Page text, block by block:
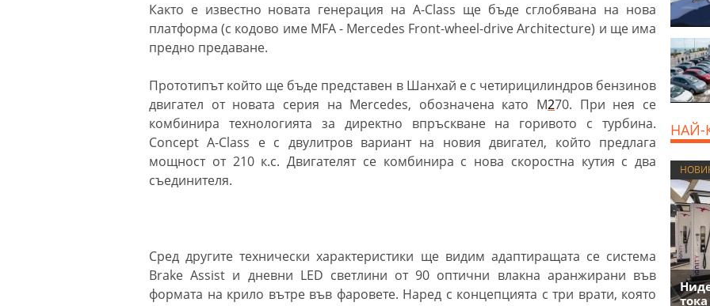
Както е известно новата генерация на A-Class ще бъде сглобявана на нова
платформа (с кодово име MFA - Mercedes Front-wheel-drive Architecture) и ще има
предно предаване.
Прототипът който ще бъде представен в Шанхай e с четирицилиндров бензинов
двигател от новата серия на Mercedes, обозначена като M270. При нея се
комбинира технологията за директно впръскване на горивото с турбина.
Concept A-Class е с двулитров вариант на новия двигател, който предлага
мощност от 210 к.с. Двигателят се комбинира с нова скоростна кутия с два
съединителя.
Сред другите технически характеристики ще видим адаптиращата се система
Brake Assist и дневни LED светлини от 90 оптични влакна аранжирани във
формата на крило вътре във фаровете. Наред с концепцията с три врати, която
НАЙ-